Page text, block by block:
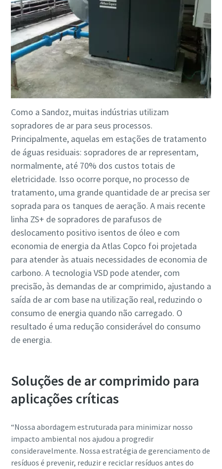
Descubra
Tudo o que você precisa saber sobre seu
processo de transporte pneumático
Saiba como criar um processo de transporte pneumático
Descubra
Como a Sandoz, muitas indústrias utilizam
sopradores de ar para seus processos.
Principalmente, aquelas em estações de tratamento
de águas residuais: sopradores de ar representam,
normalmente, até 70% dos custos totais de
eletricidade. Isso ocorre porque, no processo de
tratamento, uma grande quantidade de ar precisa ser
soprada para os tanques de aeração. A mais recente
linha ZS+ de sopradores de parafusos de
deslocamento positivo isentos de óleo e com
economia de energia da Atlas Copco foi projetada
para atender às atuais necessidades de economia de
carbono. A tecnologia VSD pode atender, com
precisão, às demandas de ar comprimido, ajustando a
saída de ar com base na utilização real, reduzindo o
consumo de energia quando não carregado. O
resultado é uma redução considerável do consumo
de energia.
Soluções de ar comprimido para
aplicações críticas
“Nossa abordagem estruturada para minimizar nosso
impacto ambiental nos ajudou a progredir
consideravelmente. Nossa estratégia de gerenciamento de
resíduos é prevenir, reduzir e reciclar resíduos antes do